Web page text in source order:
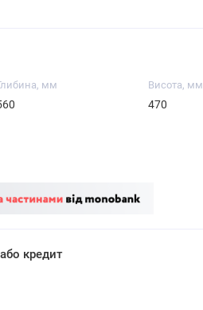
мм Висота, мм
470
кредит